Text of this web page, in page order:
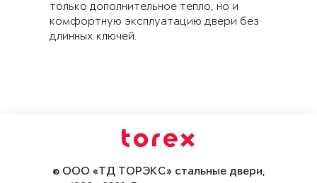
только дополнительное тепло, но и
комфортную эксплуатацию двери без
длинных ключей.
© ООО «ТД ТОРЭКС» стальные двери,